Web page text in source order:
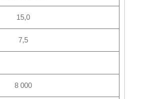
15,0
7,5
8 000